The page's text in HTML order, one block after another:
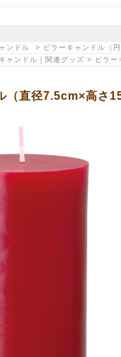
ンドル > ピラーキャンドル（円
ャンドル｜関連グッズ > ピラー
（直径7.5cm×高さ